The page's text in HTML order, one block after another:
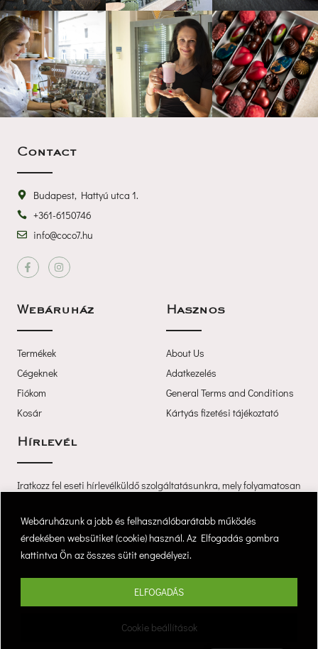
Webáruházunk a jobb és felhasználóbarátabb működés
érdekében websütiket (cookie) használ. Az Elfogadás gombra
kattintva Ön az összes sütit engedélyezi.
Cookie beállítások
ELFOGADÁS
Contact
Budapest, Hattyú utca 1.
+361-6150746
info@coco7.hu
Webáruház
Termékek
Cégeknek
Fiókom
Kosár
Haszno
About U
Adatkezelé
General Terms and Condition
Kártyás fizetési tájékoztató
Hírlevél
Iratkozz fel eseti hírlevélküldő szolgáltatásunkra, mely folyamatosan
Copyright © 2025 Cocó7, Minden jog fenntartva.